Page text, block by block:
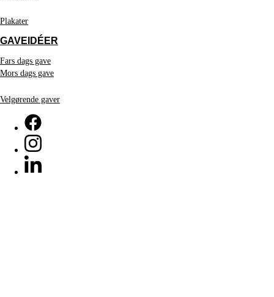
Plakater
GAVEIDÉER
Fars dags gave
Mors dags gave
Velgørende gaver